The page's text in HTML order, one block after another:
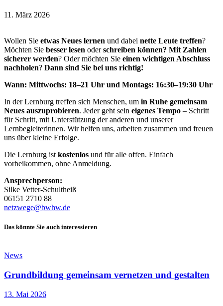
11. März 2026
Wollen Sie etwas Neues lernen und dabei nette Leute treffen?
Möchten Sie besser lesen oderschreiben können? Mit Zahlen
sicherer werden? Oder möchten Sie einen wichtigen Abschluss
nachholen? Dann sind Sie bei uns richtig!
Wann: Mittwochs: 18–21 Uhr und Montags: 16:30–19:30 Uhr
In der Lernburg treffen sich Menschen, um in Ruhe gemeinsam
Neues auszuprobieren. Jeder geht sein eigenes Tempo – Schritt
für Schritt, mit Unterstützung der anderen und unserer
Lernbegleiterinnen. Wir helfen uns, arbeiten zusammen und freuen
uns über kleine Erfolge.
Die Lernburg ist kostenlos und für alle offen. Einfach
vorbeikommen, ohne Anmeldung.
Ansprechperson:
Silke Vetter-Schultheiß
06151 2710 88
netzwege@bwhw.de
Das könnte Sie auch interessieren
News
Grundbildung gemeinsam vernetzen und gestalten
13. Mai 2026